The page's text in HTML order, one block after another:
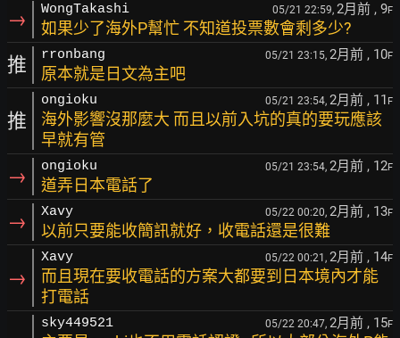
→ WongTakashi 05/21 22:59, 2月前 , 9F
如果少了海外P幫忙 不知道投票數會剩多少?
推 rronbang 05/21 23:15, 2月前 , 10F
原本就是日文為主吧
推
ongioku 05/21 23:54, 2月前 , 11 F
海外影響沒那麼大 而且以前入坑的真的要玩應該
早就有管
→ ongioku 05/21 23:54, 2月前 , 12F
道弄日本電話了
→ Xavy 05/22 00:20, 2月前 , 13F
以前只要能收簡訊就好，收電話還是很難
→
Xavy 05/22 00:21, 2月前 , 14F
而且現在要收電話的方案大都要到日本境內才能
打電話
sky449521 05/22 20:47, 2月前 , 15F